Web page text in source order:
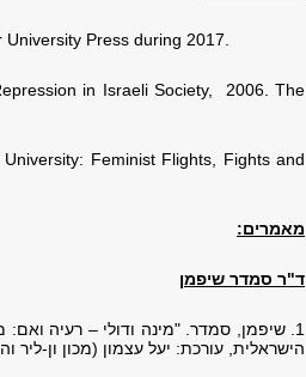
Press during 2017
in Israeli Society, 2006. The
Feminist Flights, Fights and
מאמרים:
ד"ר סמדר שיפמן
1. שיפמן, סמדר. "מינה ודולי – רעיה
הישראלית, עורכת: יעל עצמון (מכון ון-ליר והקיבוץ